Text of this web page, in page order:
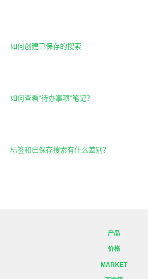
如何创建已保存的搜索
如何查看“待办事项”笔记？
标签和已保存搜索有什么差别？
产品
价格
MARKET